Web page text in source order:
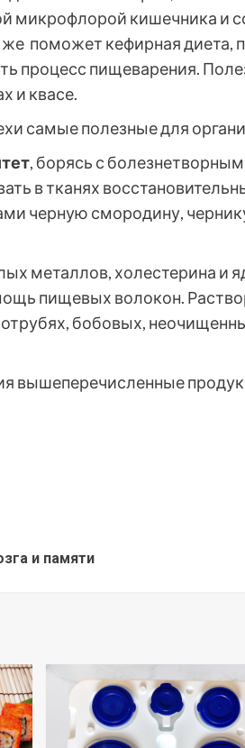
микрофлорой кишечника и
поможет кефирная диета,
процесс пищеварения.
и квасе.
самые полезные для
, борясь с
в тканях
черную смородину,
металлов, холестерина и
пищевых волокон.
бобовых,
вышеперечисленные
и памяти